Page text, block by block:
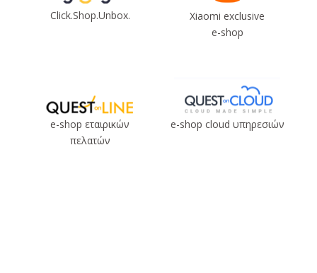
Click.Shop.Unbox.
Xiaomi exclusive
e-shop
e-shop εταιρικών
πελατών
e-shop cloud υπηρεσιών